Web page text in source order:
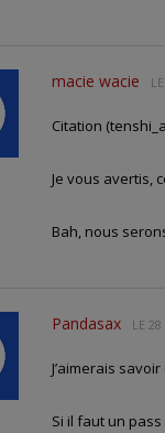
macie wacie LE
Citation
Je vous avertis,
Bah, nous
Pandasax LE 28
J’aimerais
Si il faut un